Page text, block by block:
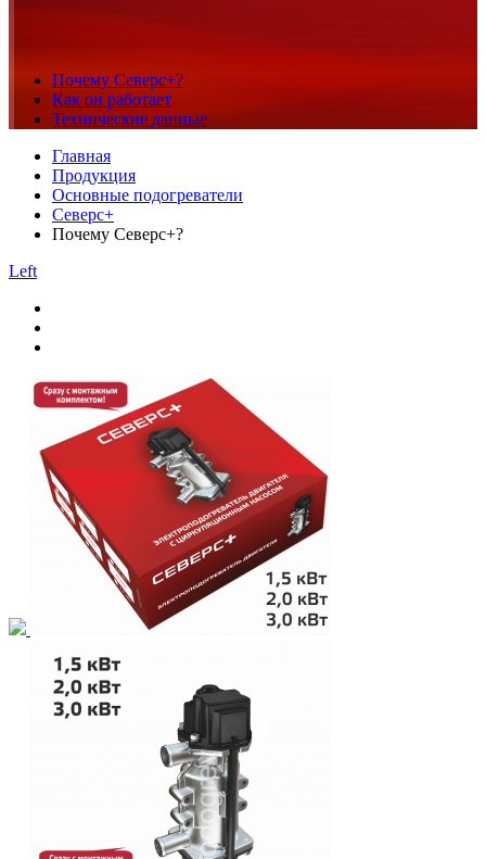
Почему Северс+?
Как он работает
Технические данные
Главная
Продукция
Основные подогреватели
Северс+
Почему Северс+?
Left